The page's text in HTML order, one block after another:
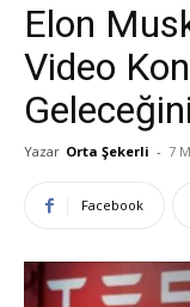
Elon
Video
Yazar Orta Şekerli - 7
Facebook